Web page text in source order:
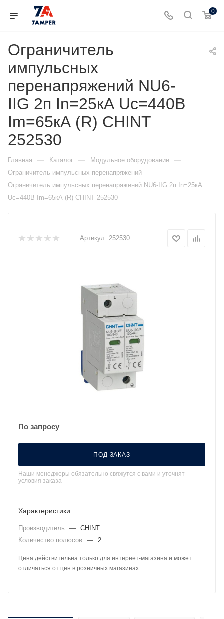
0
Ограничитель
импульсных
перенапряжений NU6-
IIG 2п In=25кА Uc=440В
Im=65кА (R) CHINT
252530
Главная — Каталог — Модульное оборудование —
Ограничитель импульсных перенапряжений —
Ограничитель импульсных перенапряжений NU6-IIG 2п In=25кА
Uc=440В Im=65кА (R) CHINT 252530
Артикул: 252530
По запросу
ПОД ЗАКАЗ
Наши менеджеры обязательно свяжутся с вами и уточнят
условия заказа
Характеристики
Производитель — CHINT
Количество полюсов
— 2
Цена действительна только для интернет-магазина и может
отличаться от цен в розничных магазинах